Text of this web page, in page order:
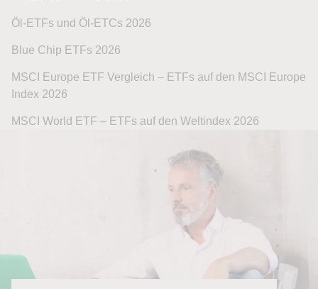
Öl-ETFs und Öl-ETCs 2026
Blue Chip ETFs 2026
MSCI Europe ETF Vergleich – ETFs auf den MSCI Europe
Index 2026
MSCI World ETF – ETFs auf den Weltindex 2026